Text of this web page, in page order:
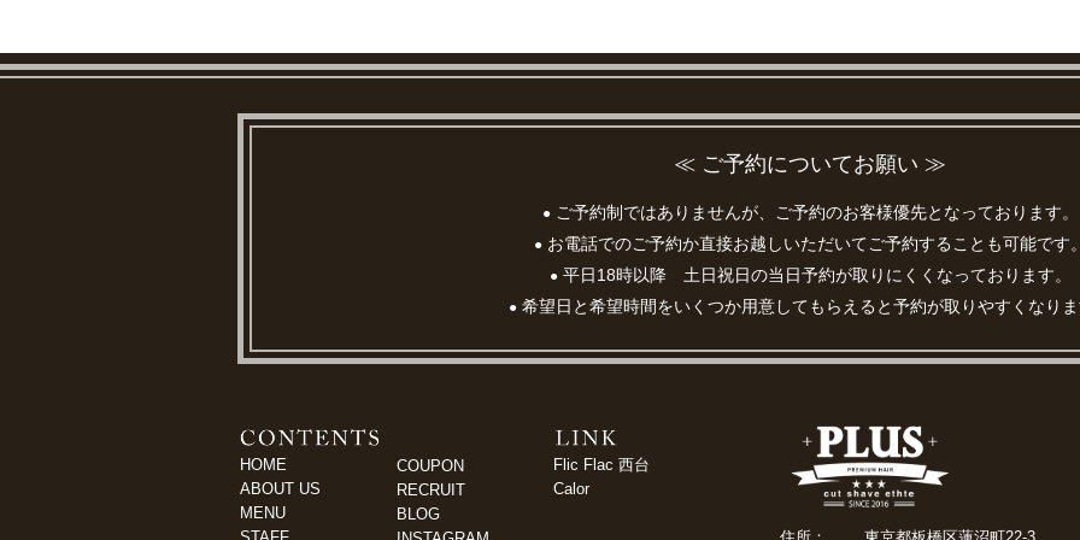
≪ ご予約についてお願い ≫
●ご予約制ではありませんが、ご予約のお客様優先となっております。
●お電話でのご予約か直接お越しいただいてご予約することも可能です
●平日18時以降 土日祝日の当日予約が取りにくくなっております。
●希望日と希望時間をいくつか用意してもらえると予約が取りやすくなり
HOME
ABOUT US
MENU
COUPON
RECRUIT
BLOG
Flic Flac 西台
Calor